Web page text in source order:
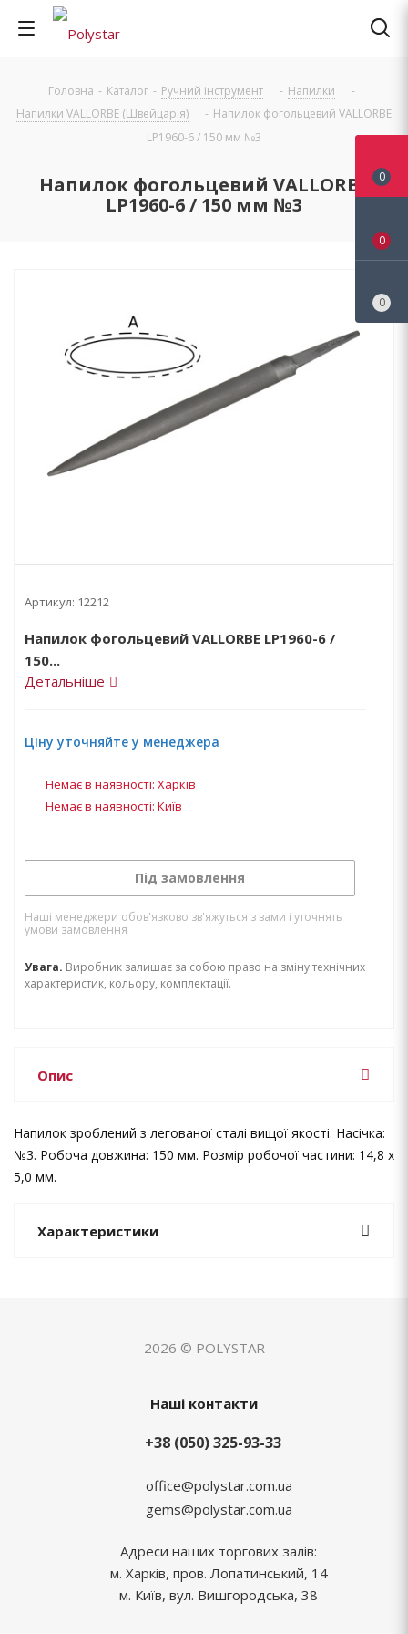
Головна - Каталог - Ручний інструмент - Напилки
-
Напилки VALLORBE (Швейцарія)
- Напилок фогольцевий VALLORBE
LP1960-6 / 150 мм №3
Напилок фогольцевий VALLORBE
LP1960-6 / 150 мм №3
Артикул: 12212
Напилок фогольцевий VALLORBE LP1960-6 /
150...
Детальніше
Ціну уточняйте у менеджера
Немає в наявності: Харків
Немає в наявності: Київ
Під замовлення
Наші менеджери обов'язково зв'яжуться з вами і уточнять
умови замовлення
Увага. Виробник залишає за собою право на зміну технічних
характеристик, кольору, комплектації.
Опис
Напилок зроблений з легованої сталі вищої якості. Насічка:
№3. Робоча довжина: 150 мм. Розмір робочої частини: 14,8 х
5,0 мм.
Характеристики
2026 © POLYSTAR
Наші контакти
+38 (050) 325-93-33
office@polystar.com.ua
gems@polystar.com.ua
Адреси наших торгових залів:
м. Харків, пров. Лопатинський, 14
м. Київ, вул. Вишгородська, 38
0
0
0